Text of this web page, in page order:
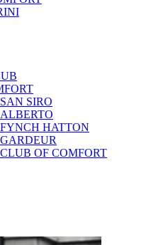
SIRO
HATTON
OF COMFORT